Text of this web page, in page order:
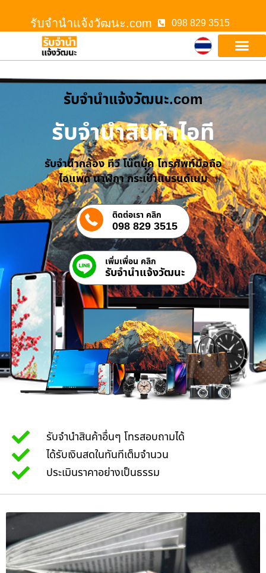
รับจํานําแจ้งวัฒนะ.com 098 829 3515
รับจํานําแจ้งวัฒนะ.com
รับจำนำสินค้าไอที
รับจำนำกล้อง ทีวี โน๊ตบุ๊ค โทรศัพท์มือถือ
ไอแพด นาฬิกา กระเป๋าแบรนด์เนม
ติดต่อเรา คลิก
098 829 3515
เพิ่มเพื่อน คลิก
รับจํานําแจ้งวัฒนะ
รับจำนำสินค้าอื่นๆ โทรสอบถามได้
ได้รับเงินสดในทันทีเต็มจำนวน
ประเมินราคาอย่างเป็นธรรม